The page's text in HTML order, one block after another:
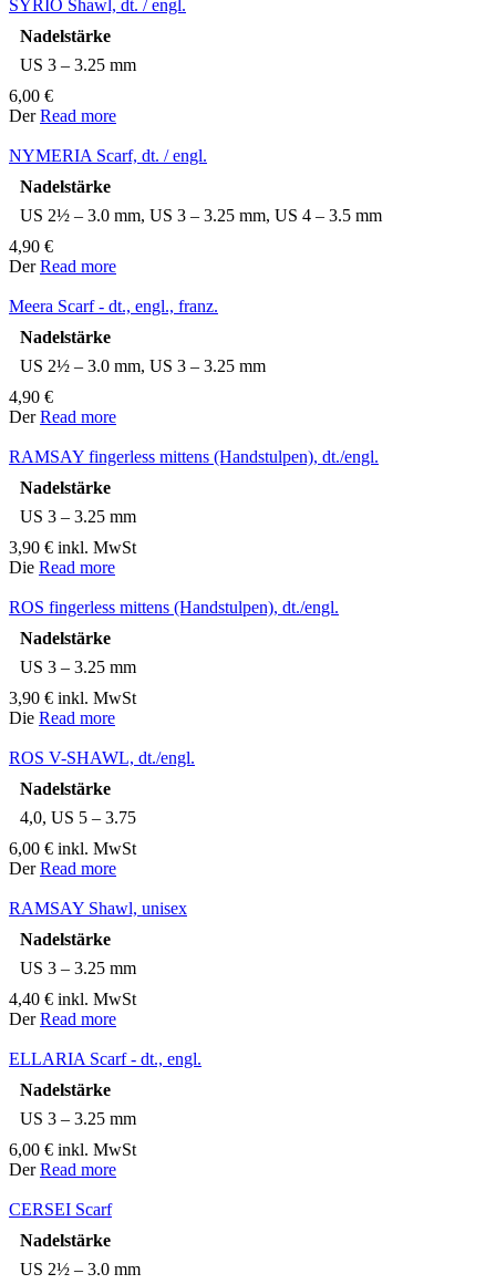
SYRIO Shawl, dt. / engl.
Nadelstärke
US 3 – 3.25 mm
6,00 €
DerRead more
NYMERIA Scarf, dt. / engl.
Nadelstärke
US 2½ – 3.0 mm, US 3 – 3.25 mm, US 4 – 3.5 mm
4,90 €
DerRead more
Meera Scarf - dt., engl., franz.
Nadelstärke
US 2½ – 3.0 mm, US 3 – 3.25 mm
4,90 €
DerRead more
RAMSAY fingerless mittens (Handstulpen), dt./engl.
Nadelstärke
US 3 – 3.25 mm
3,90 € inkl. MwSt
Die Read more
ROS fingerless mittens (Handstulpen), dt./engl.
Nadelstärke
US 3 – 3.25 mm
3,90 € inkl. MwSt
Die Read more
ROS V-SHAWL, dt./engl.
Nadelstärke
4,0, US 5 – 3.75
6,00 € inkl. MwSt
DerRead more
RAMSAY Shawl, unisex
Nadelstärke
US 3 – 3.25 mm
4,40 € inkl. MwSt
DerRead more
ELLARIA Scarf - dt., engl.
Nadelstärke
US 3 – 3.25 mm
6,00 € inkl. MwSt
DerRead more
CERSEI Scarf
Nadelstärke
US 2½ – 3.0 mm